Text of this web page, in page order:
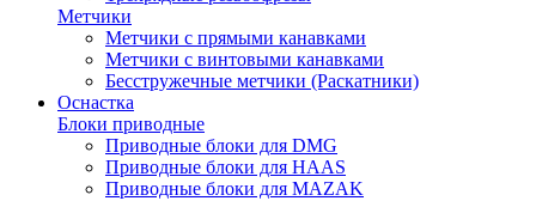
Метчики
Метчики с прямыми канавками
Метчики с винтовыми канавками
Бесстружечные метчики (Раскатники)
Оснастка
Блоки приводные
Приводные блоки для DMG
Приводные блоки для HAAS
Приводные блоки для MAZAK